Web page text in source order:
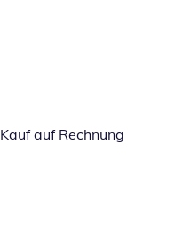
Kauf auf Rechnung